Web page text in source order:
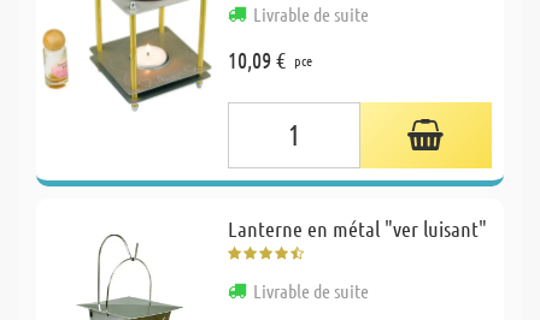
Livrable de suite
10,09 € pce
Lanterne en métal "ver luisant"
Livrable de suite